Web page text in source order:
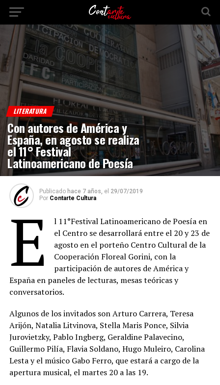
LITERATURA
Con autores de América y
España, en agosto se realiza
el 11° Festival
Latinoamericano de Poesía
Publicado hace 7 años, el 29/07/2019
Por Contarte Cultura
E
l 11°Festival Latinoamericano de Poesía en
el Centro se desarrollará entre el 20 y 23 de
agosto en el porteño Centro Cultural de la
Cooperación Floreal Gorini, con la
participación de autores de América y
España en paneles de lecturas, mesas teóricas y
conversatorios.
Algunos de los invitados son Arturo Carrera, Teresa
Arijón, Natalia Litvinova, Stella Maris Ponce, Silvia
Jurovietzky, Pablo Ingberg, Geraldine Palavecino,
Guillermo Pilía, Flavia Soldano, Hugo Muleiro, Carolina
Lesta y el músico Gabo Ferro, que estará a cargo de la
apertura musical, el martes 20 a las 19.